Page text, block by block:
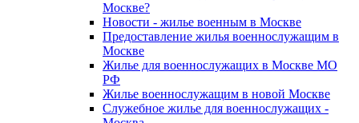
Москве?
Новости - жилье военным в Москве
Предоставление жилья военнослужащим в
Москве
Жилье для военнослужащих в Москве МО
РФ
Жилье военнослужащим в новой Москве
Служебное жилье для военнослужащих -